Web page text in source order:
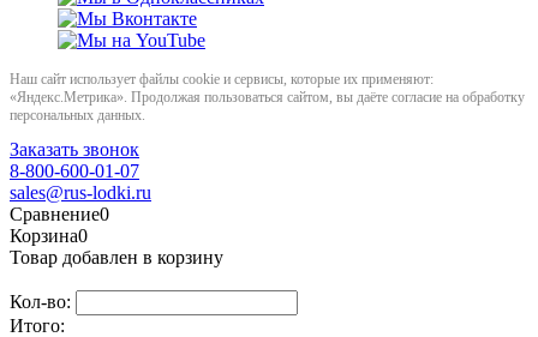
Наш сайт использует файлы cookie и сервисы, которые их применяют:
«Яндекс.Метрика». Продолжая пользоваться сайтом, вы даёте согласие на обработку
персональных данных.
Заказать звонок
8-800-600-01-07
sales@rus-lodki.ru
Сравнение0
Корзина0
Товар добавлен в корзину
Кол-во:
Итого: